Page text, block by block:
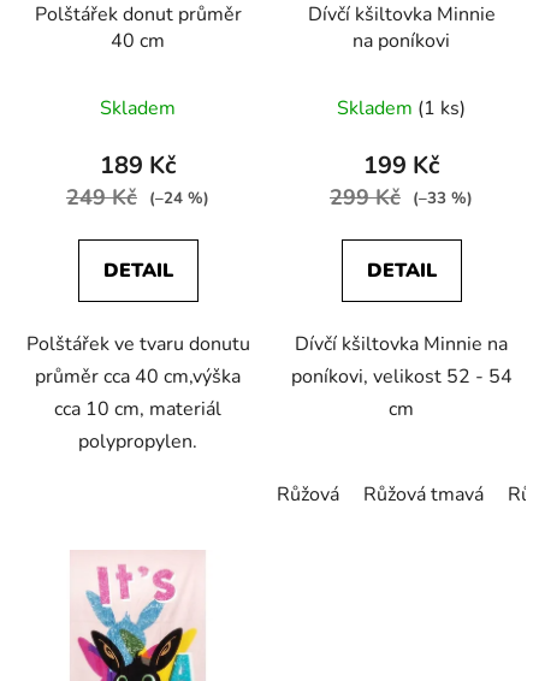
Polštářek donut průměr
40 cm
Skladem
189 Kč
249 Kč (–24 %)
DETAIL
Polštářek ve tvaru donutu
průměr cca 40 cm,výška
cca 10 cm, materiál
polypropylen.
Dívčí kšiltovka Minnie
na poníkovi
Skladem (1 ks)
199 Kč
299 Kč (–33 %)
DETAIL
Dívčí kšiltovka Minnie na
poníkovi, velikost 52 - 54
cm
Růžová Růžová tmavá